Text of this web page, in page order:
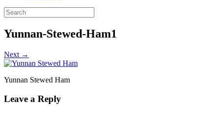
Search
for:
Yunnan-Stewed-Ham1
Next →
Yunnan Stewed Ham
Leave a Reply